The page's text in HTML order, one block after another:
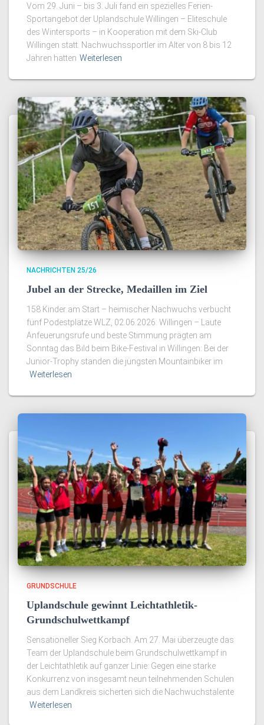
Vom 29. Juni – bis 3. Juli fand ein spezielles Ferien-
Sportangebot der Uplandschule Willingen – Eliteschule
des Wintersports – in Kooperation mit dem Ski-Club
Willingen statt. Nachwuchssportler im Alter von 8 bis 12
Jahren hatten Weiterlesen
NACHRICHTEN 25/26
Jubel an der Strecke, Medaillen im Ziel
158 Kinder am Start – heimischer Nachwuchs verbucht
fünf Podestplätze WLZ, 02.06.2026: Willingen – Laute
Anfeuerungsrufe und beste Stimmung prägten am
Sonntag das Bild beim Bike-Festival in Willingen: Bei der
Junior-Trophy standen die jüngsten Mountainbiker im
Weiterlesen
GRUNDSCHULE
Uplandschule gewinnt Leichtathletik-
Grundschulwettkampf
Sensationeller Sieg Korbach. Am 27. Mai überzeugte das
Team der Uplandschule beim Grundschulwettkampf in
der Leichtathletik auf ganzer Linie: Gegen eine starke
Konkurrenz von insgesamt neun teilnehmenden Schulen
aus dem Landkreis sicherten sich die Nachwuchstalente
Weiterlesen